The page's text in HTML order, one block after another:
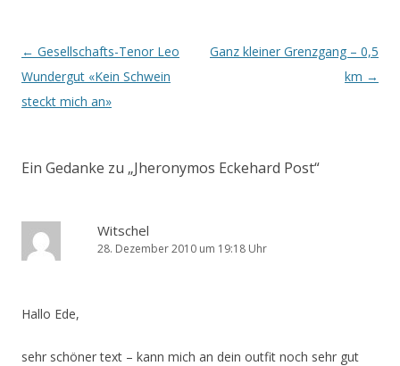
Beitrags-
Navigation
← Gesellschafts-Tenor Leo
Wundergut «Kein Schwein
steckt mich an»
Ganz kleiner Grenzgang – 0,5
km →
Ein Gedanke zu „Jheronymos Eckehard Post“
Witschel
28. Dezember 2010 um 19:18 Uhr
Hallo Ede,
sehr schöner text – kann mich an dein outfit noch sehr gut